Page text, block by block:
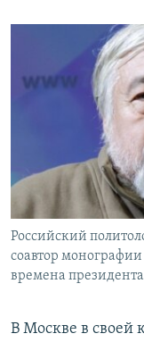
FOTOQALEREYA
KARIKATURA
RADIO ARXIV
AZƏRBAYCAN
İSLAM VƏ
İZ - MƏDƏNIYYƏT
HAQQIMIZDA
PEŞƏ ETIKASI VƏ
BIZIMLƏ ƏLAQƏ
RFE/RL-in bütün
Российский
соавтор
времена
В Москве в своей